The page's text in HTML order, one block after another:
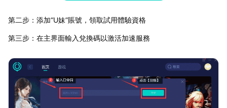
第二步：添加“U妹”賬號，領取試用體驗資格
第三步：在主界面輸入兌換碼以激活加速服務